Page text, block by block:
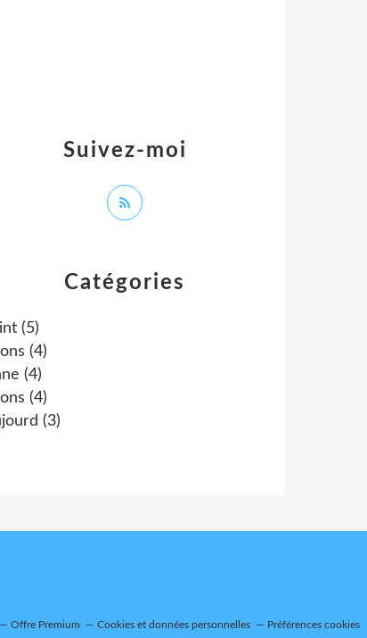
Catégories
(5)
(4)
(4)
(4)
(3)
Suivez-moi
Offre Premium Cookies et données personnelles Préférences cookies